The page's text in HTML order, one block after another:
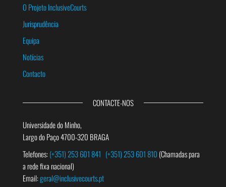
O Projeto InclusiveCourts
Jurisprudência
Equipa
Notícias
Contacto
CONTACTE-NOS
Universidade do Minho,
Largo do Paço 4700-320 BRAGA
Telefones:(+351) 253 601 841 (+351) 253 601 810 (Chamadas para
a rede fixa nacional)
Email:geral@inclusivecourts.pt